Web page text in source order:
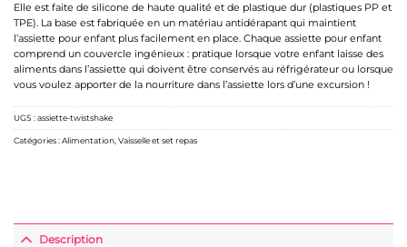
Elle est faite de silicone de haute qualité et de plastique dur (plastiques PP et
TPE). La base est fabriquée en un matériau antidérapant qui maintient
l’assiette pour enfant plus facilement en place. Chaque assiette pour enfant
comprend un couvercle ingénieux : pratique lorsque votre enfant laisse des
aliments dans l’assiette qui doivent être conservés au réfrigérateur ou lorsque
vous voulez apporter de la nourriture dans l’assiette lors d’une excursion !
UGS :assiette-twistshake
Catégories :Alimentation Vaisselle et set repas
Description